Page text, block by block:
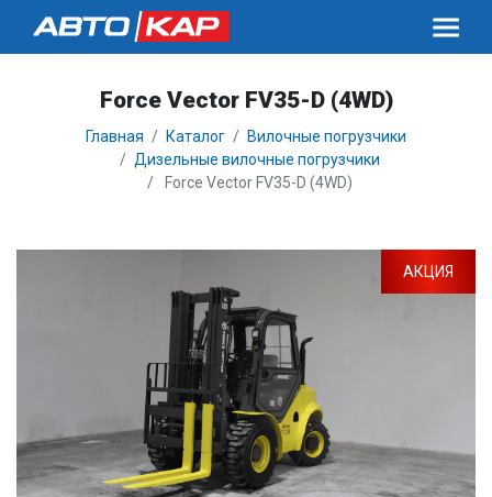
Force Vector FV35-D (4WD)
Главная Каталог
Вилочные погрузчики
Дизельные вилочные погрузчики
Force Vector FV35-D (4WD)
АКЦИЯ